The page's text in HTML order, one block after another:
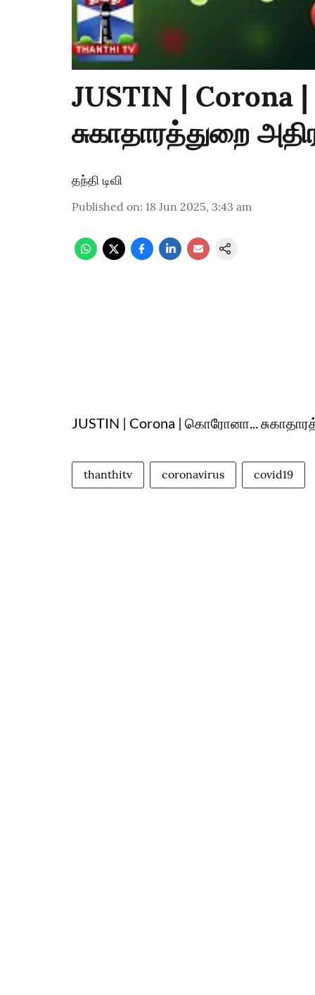
JUSTIN |
சுகாதாரத்துறை
தந்தி டிவி
Published on: 18 Jun 2025, 3:43 am
JUSTIN | Corona | கொரோனா...
thanthitv coronavirus covid19